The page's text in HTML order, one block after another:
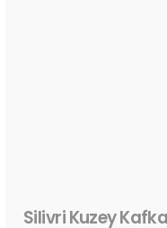
Silivri Kuzey